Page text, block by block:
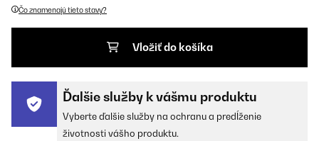
Čo znamenajú tieto stavy?
Vložiť do košíka
Ďalšie služby k vášmu produktu
Vyberte ďalšie služby na ochranu a predĺženie
životnosti vášho produktu.